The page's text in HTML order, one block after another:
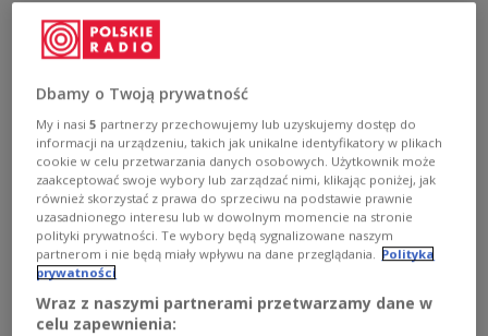
singling out Marcin Przydacz, over Poland's
absece from high-level talks at the White House
Dbamy o Twoją prywatność
My i nasi5 partnerzy przechowujemy lub uzyskujemy dostęp do
informacji na urządzeniu, takich jak unikalne identyfikatory w plikach
cookie w celu przetwarzania danych osobowych. Użytkownik może
zaakceptować swoje wybory lub zarządzać nimi, klikając poniżej, jak
również skorzystać z prawa do sprzeciwu na podstawie prawnie
uzasadnionego interesu lub w dowolnym momencie na stronie
polityki prywatności. Te wybory będą sygnalizowane naszym
partnerom i nie będą miały wpływu na dane przeglądania. Polityka
prywatności
Wraz z naszymi partnerami przetwarzamy dane w
celu zapewnienia: